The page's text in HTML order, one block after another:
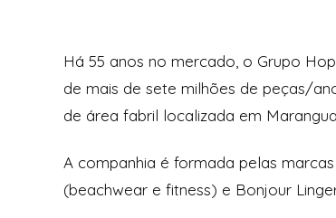
Há 55 anos no mercado, o Grupo
de mais de sete milhões de peças/
de área fabril localizada em
A companhia é formada pelas
(beachwear e fitness) e Bonjour